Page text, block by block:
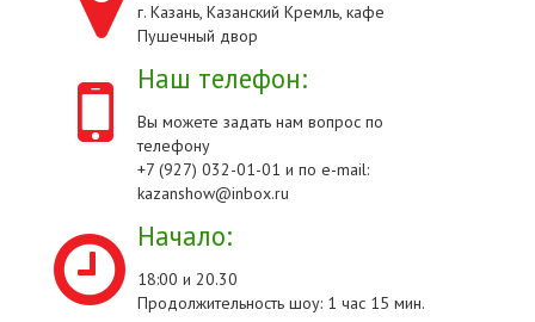
г. Казань, Казанский Кремль, кафе
Пушечный двор
Наш телефон:
Вы можете задать нам вопрос по
телефону
+7 (927) 032-01-01 и по e-mail:
kazanshow@inbox.ru
Начало:
18:00 и 20.30
Продолжительность шоу: 1 час 15 мин.